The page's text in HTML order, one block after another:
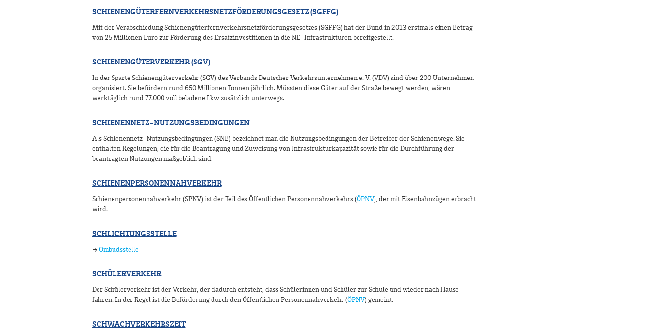
SCHIENENGÜTERFERNVERKEHRSNETZFÖRDERUNGSGESETZ (SGFFG)
Mit der Verabschiedung Schienengüterfernverkehrsnetzförderungsgesetzes (SGFFG) hat der Bund in 2013 erstmals einen Betrag
von 25 Millionen Euro zur Förderung des Ersatzinvestitionen in die NE-Infrastrukturen bereitgestellt.
SCHIENENGÜTERVERKEHR (SGV)
In der Sparte Schienengüterverkehr (SGV) des Verbands Deutscher Verkehrsunternehmen e. V. (VDV) sind über 200 Unternehmen
organisiert. Sie befördern rund 650 Millionen Tonnen jährlich. Müssten diese Güter auf der Straße bewegt werden, wären
werktäglich rund 77.000 voll beladene Lkw zusätzlich unterwegs.
SCHIENENNETZ-NUTZUNGSBEDINGUNGEN
Als Schienennetz-Nutzungsbedingungen (SNB) bezeichnet man die Nutzungsbedingungen der Betreiber der Schienenwege. Sie
enthalten Regelungen, die für die Beantragung und Zuweisung von Infrastrukturkapazität sowie für die Durchführung der
beantragten Nutzungen maßgeblich sind.
SCHIENENPERSONENNAHVERKEHR
Schienenpersonennahverkehr (SPNV) ist der Teil des Öffentlichen Personennahverkehrs (ÖPNV), der mit Eisenbahnzügen erbracht
wird.
SCHLICHTUNGSSTELLE
→ Ombudsstelle
SCHÜLERVERKEHR
Der Schülerverkehr ist der Verkehr, der dadurch entsteht, dass Schülerinnen und Schüler zur Schule und wieder nach Hause
fahren. In der Regel ist die Beförderung durch den Öffentlichen Personennahverkehr (ÖPNV) gemeint.
SCHWACHVERKEHRSZEIT